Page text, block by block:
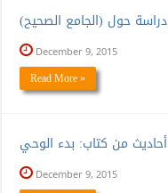
December 9, 2015
Read More »
December 9, 2015